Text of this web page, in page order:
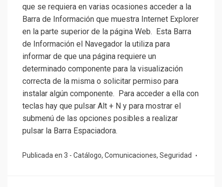
que se requiera en varias ocasiones acceder a la
Barra de Información que muestra Internet Explorer
en la parte superior de la página Web. Esta Barra
de Información el Navegador la utiliza para
informar de que una página requiere un
determinado componente para la visualización
correcta de la misma o solicitar permiso para
instalar algún componente. Para acceder a ella con
teclas hay que pulsar Alt + N y para mostrar el
submenú de las opciones posibles a realizar
pulsar la Barra Espaciadora.
Publicada en 3 - Catálogo, Comunicaciones, Seguridad